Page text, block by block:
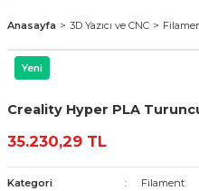
Kartları
Ürünler
Pi Gsm / Gps Shield
/ Akıllı Ev Sistemleri
Konnektörler
Kartları
Lcd Display
Anasayfa 3D Yazıcı ve CNC
Yeni
Creality Hyper PLA
35.230,29 TL
Kategori
Filament